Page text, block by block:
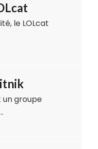
le LOLcat
un groupe